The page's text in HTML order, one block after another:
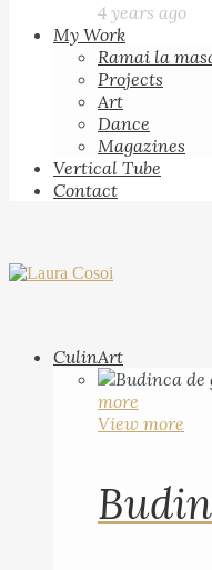
4 years ago
My Work
Ramai la
Projects
Art
Dance
Magazines
Vertical Tube
Contact
CulinArt
more
View more